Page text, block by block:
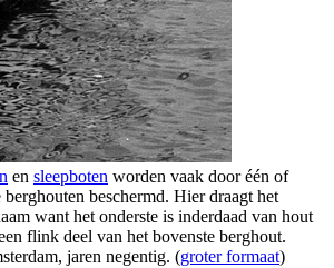
en sleepboten worden vaak door één of
berghouten beschermd. Hier draagt het
want het onderste is inderdaad van hout
flink deel van het bovenste berghout.
jaren negentig. (groter formaat)